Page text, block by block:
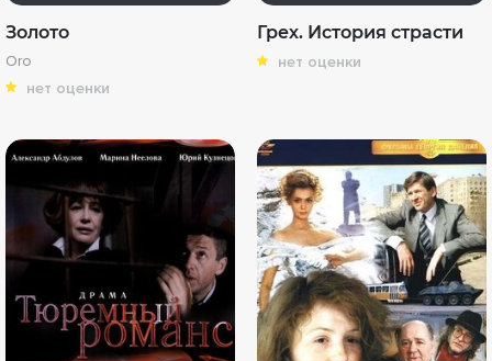
Золото
Oro
нет оценки
Грех. История страсти
нет оценки